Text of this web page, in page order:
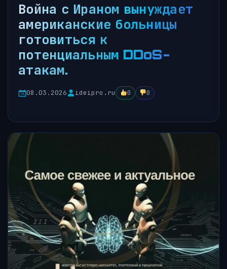
Война с Ираном вынуждает
американские больницы
готовиться к
потенциальным DDoS-
атакам.
08.03.2026 ideipro.ru 0 0